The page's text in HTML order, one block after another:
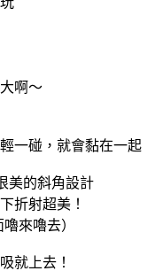
啊～
一碰，就會黏在一起
美的斜角設計
折射超美！
來嚕去）
就上去！